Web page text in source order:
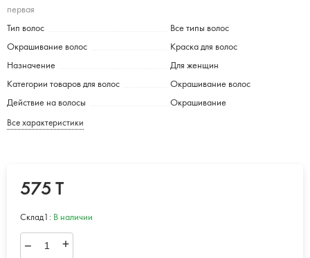
первая
Тип волос Все типы волос
Окрашивание волос Краска для волос
Назначение Для женщин
Категории товаров для волос Окрашивание волос
Действие на волосы Окрашивание
Все характеристики
575 T
Склад1: В наличии
– +